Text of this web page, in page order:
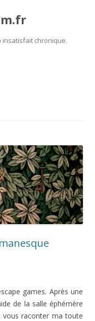
insatisfait chronique.
games. Après une
de la salle éphémère
vous raconter ma toute